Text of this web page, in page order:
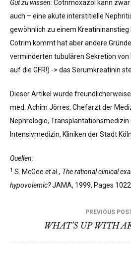
Gut zu wissen:Cotrimoxazol kann
auch – eine akute interstitielle
gewöhnlich zu einem
Cotrim kommt hat aber andere
verminderten tubulären Sekretion von
auf die GFR!) -> das Serumkreatinin
Dieser Artikel wurde
med. Achim Jörres, Chefarzt der
Nephrologie,
Intensivmedizin, Kliniken der Stadt Köln.
Quellen:
1 S. McGee et al., The rational clinical
hypovolemic?JAMA, 1999, Pages
PREVIOUS
WHAT’S UP WITH